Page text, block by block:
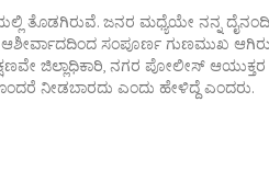
ತೊಡಗಿರುವೆ. ಜನರ ಮಧ್ಯೆಯೇ ನನ್ನ
ಆಶೀರ್ವಾದದಿಂದ ಸಂಪೂರ್ಣ ಗುಣಮುಖ
ಜಿಲ್ಲಾಧಿಕಾರಿ, ನಗರ ಪೋಲೀಸ್
ನೀಡಬಾರದು ಎಂದು ಹೇಳಿದ್ದೆ ಎಂದರು.